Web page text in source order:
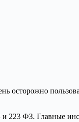
осторожно
223 ФЗ. Главные